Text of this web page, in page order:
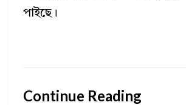
পাইছে।
Continue Reading